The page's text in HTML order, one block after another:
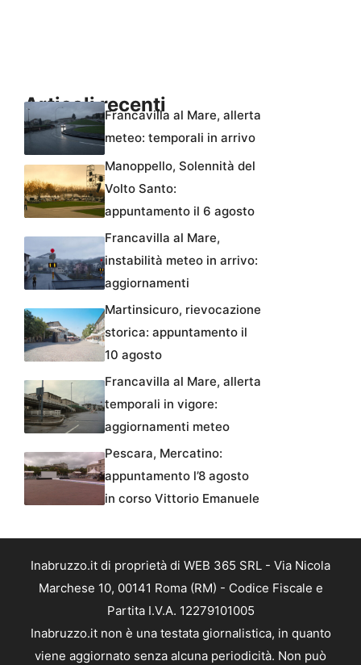
Articoli recentiFrancavilla al Mare, allerta
meteo: temporali in arrivo
Manoppello, Solennità del
Volto Santo:
appuntamento il 6 agosto
Francavilla al Mare,
instabilità meteo in arrivo:
aggiornamenti
Martinsicuro, rievocazione
storica: appuntamento il
10 agosto
Francavilla al Mare, allerta
temporali in vigore:
aggiornamenti meteo
Pescara, Mercatino:
appuntamento l’8 agosto
in corso Vittorio Emanuele
Inabruzzo.it di proprietà di WEB 365 SRL - Via Nicola
Marchese 10, 00141 Roma (RM) - Codice Fiscale e
Partita I.V.A. 12279101005
Inabruzzo.it non è una testata giornalistica, in quanto
viene aggiornato senza alcuna periodicità. Non può